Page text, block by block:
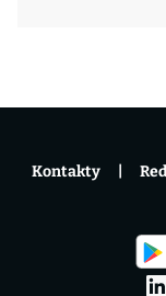
Kontakty